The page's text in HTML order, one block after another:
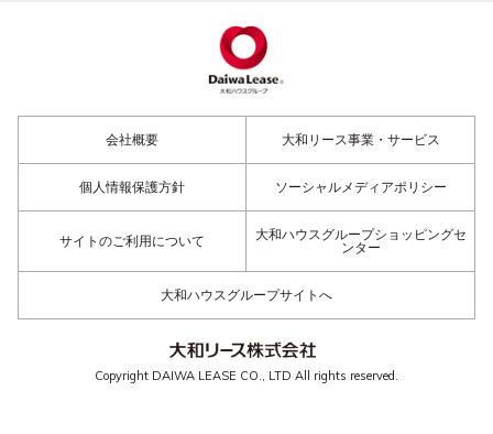
会社概要 大和リース事業・サービス
個人情報保護方針 ソーシャルメディアポリシー
サイトのご利用について
大和ハウスグループショッピングセ
ンター
大和ハウスグループサイトへ
Copyright DAIWA LEASE CO., LTD All rights reserved.